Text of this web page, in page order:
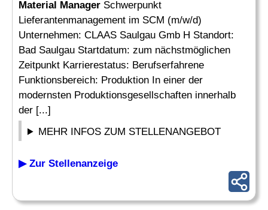
Material Manager Schwerpunkt
Lieferantenmanagement im SCM (m/w/d)
Unternehmen: CLAAS Saulgau Gmb H Standort:
Bad Saulgau Startdatum: zum nächstmöglichen
Zeitpunkt Karrierestatus: Berufserfahrene
Funktionsbereich: Produktion In einer der
modernsten Produktionsgesellschaften innerhalb
der [...]
MEHR INFOS ZUM STELLENANGEBOT
▶ Zur Stellenanzeige